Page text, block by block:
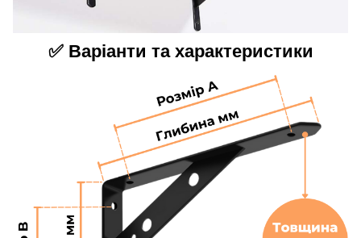
✅ Варіанти та характеристики